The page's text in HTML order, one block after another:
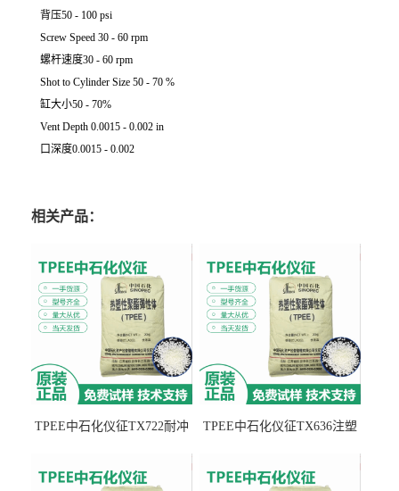
背压50 - 100 psi
Screw Speed 30 - 60 rpm
螺杆速度30 - 60 rpm
Shot to Cylinder Size 50 - 70 %
缸大小50 - 70%
Vent Depth 0.0015 - 0.002 in
口深度0.0015 - 0.002
相关产品：
TPEE中石化仪征TX722耐冲
TPEE中石化仪征TX636注塑